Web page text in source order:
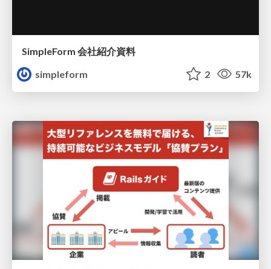
SimpleForm 会社紹介資料
simpleform
2 57k